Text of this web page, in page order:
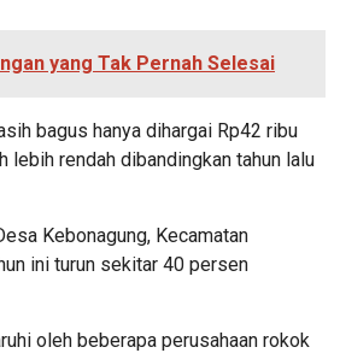
yang Tak Pernah Selesai
bagus hanya dihargai Rp42 ribu
lebih rendah dibandingkan tahun lalu
Kebonagung, Kecamatan
ini turun sekitar 40 persen
oleh beberapa perusahaan rokok